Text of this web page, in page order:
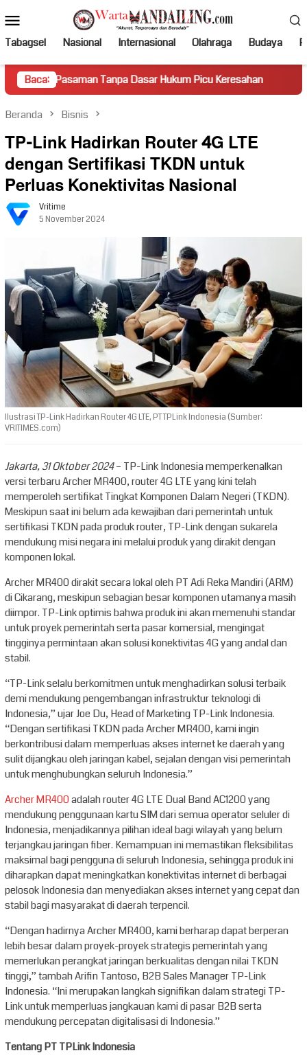
ke
kontenMobile
Tabagsel Nasional Internasional Olahraga Budaya
Baca:Tanpa Dasar Hukum Picu Keresahan Truk Miring
Beranda Bisnis
TP-Link Hadirkan Router 4G LTE
dengan Sertifikasi TKDN untuk
Perluas Konektivitas Nasional
Vritime
5 November 2024
Ilustrasi TP-Link Hadirkan Router 4G LTE, PT TPLink Indonesia (Sumber:
VRITIMES.com)
Jakarta, 31 Oktober 2024– TP-Link Indonesia memperkenalkan
versi terbaru Archer MR400, router 4G LTE yang kini telah
memperoleh sertifikat Tingkat Komponen Dalam Negeri (TKDN).
Meskipun saat ini belum ada kewajiban dari pemerintah untuk
sertifikasi TKDN pada produk router, TP-Link dengan sukarela
mendukung misi negara ini melalui produk yang dirakit dengan
komponen lokal.
Archer MR400 dirakit secara lokal oleh PT Adi Reka Mandiri (ARM)
di Cikarang, meskipun sebagian besar komponen utamanya masih
diimpor. TP-Link optimis bahwa produk ini akan memenuhi standar
untuk proyek pemerintah serta pasar komersial, mengingat
tingginya permintaan akan solusi konektivitas 4G yang andal dan
stabil.
“TP-Link selalu berkomitmen untuk menghadirkan solusi terbaik
demi mendukung pengembangan infrastruktur teknologi di
Indonesia,” ujar Joe Du, Head of Marketing TP-Link Indonesia.
“Dengan sertifikasi TKDN pada Archer MR400, kami ingin
berkontribusi dalam memperluas akses internet ke daerah yang
sulit dijangkau oleh jaringan kabel, sejalan dengan visi pemerintah
untuk menghubungkan seluruh Indonesia.”
Archer MR400adalah router 4G LTE Dual Band AC1200 yang
mendukung penggunaan kartu SIM dari semua operator seluler di
Indonesia, menjadikannya pilihan ideal bagi wilayah yang belum
terjangkau jaringan fiber. Kemampuan ini memastikan fleksibilitas
maksimal bagi pengguna di seluruh Indonesia, sehingga produk ini
diharapkan dapat meningkatkan konektivitas internet di berbagai
pelosok Indonesia dan menyediakan akses internet yang cepat dan
stabil bagi masyarakat di daerah terpencil.
“Dengan hadirnya Archer MR400, kami berharap dapat berperan
lebih besar dalam proyek-proyek strategis pemerintah yang
memerlukan perangkat jaringan berkualitas dengan nilai TKDN
tinggi,” tambah Arifin Tantoso, B2B Sales Manager TP-Link
Indonesia. “Ini merupakan langkah signifikan dalam strategi TP-
Link untuk memperluas jangkauan kami di pasar B2B serta
mendukung percepatan digitalisasi di Indonesia.”
Tentang PT TPLink Indonesia